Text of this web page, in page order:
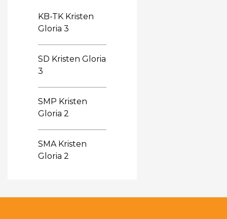
KB-TK Kristen
Gloria 3
SD Kristen Gloria
3
SMP Kristen
Gloria 2
SMA Kristen
Gloria 2